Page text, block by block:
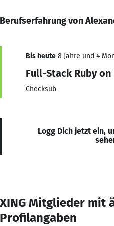
Berufserfahrung von
Bis heute 8 Jahre und 4
Full-Stack Ruby
Checksub
Logg Dich jetzt ein,
XING Mitglieder mit
Profilangaben